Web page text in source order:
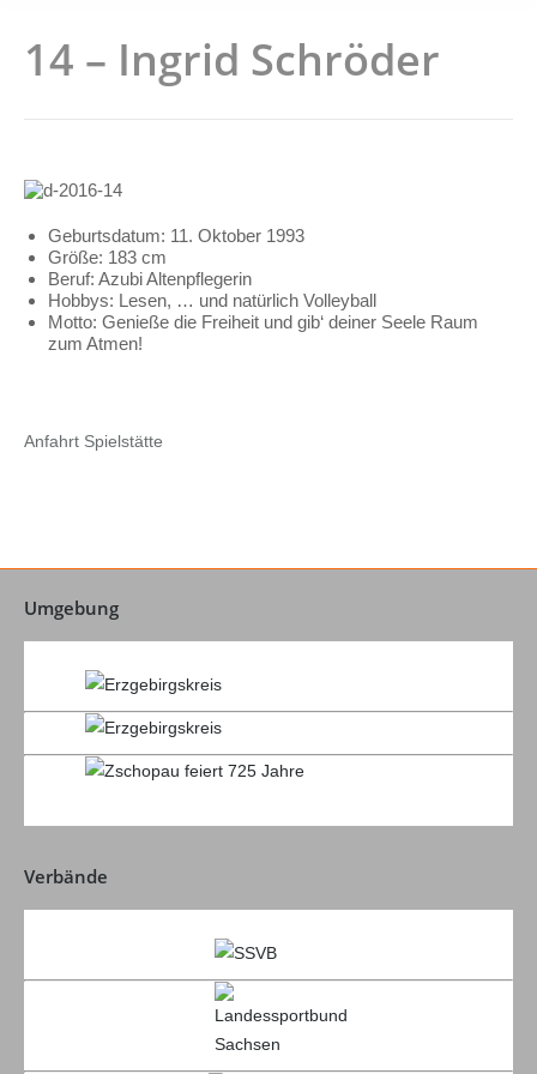
14 – Ingrid Schröder
Geburtsdatum: 11. Oktober 1993
Größe: 183 cm
Beruf: Azubi Altenpflegerin
Hobbys: Lesen, … und natürlich Volleyball
Motto: Genieße die Freiheit und gib‘ deiner Seele Raum
zum Atmen!
Anfahrt Spielstätte
Umgebung
Verbände